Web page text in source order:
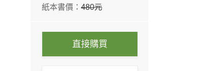
紙本書價：480元
直接購買